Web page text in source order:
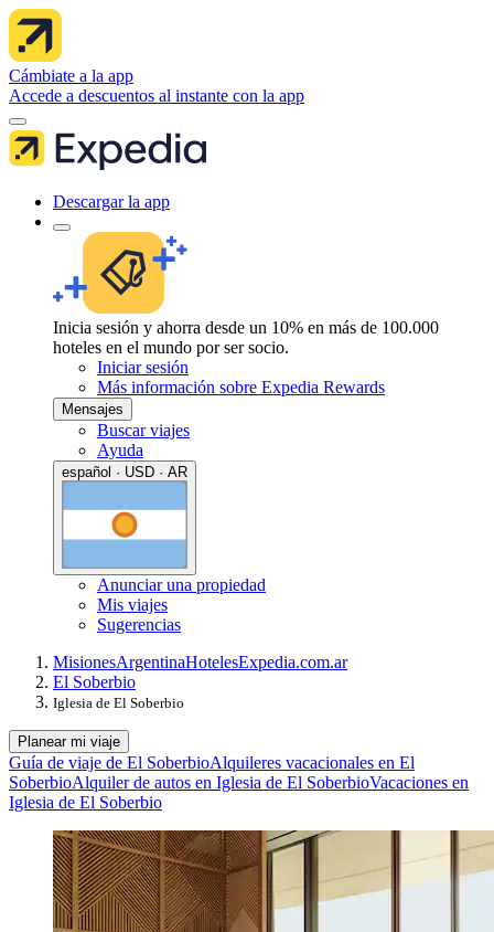
Cámbiate a la app
Accede a descuentos al instante con la app
Descargar la app
Inicia sesión y ahorra desde un 10% en más de 100.000
hoteles en el mundo por ser socio.
Iniciar sesión
Más información sobre Expedia Rewards
Mensajes
Buscar viajes
Ayuda
español · USD · AR
Anunciar una propiedad
Mis viajes
Sugerencias
MisionesArgentinaHotelesExpedia.com.ar
El Soberbio
Iglesia de El Soberbio
Planear mi viaje
Guía de viaje de El SoberbioAlquileres vacacionales en El
SoberbioAlquiler de autos en Iglesia de El SoberbioVacaciones en
Iglesia de El Soberbio